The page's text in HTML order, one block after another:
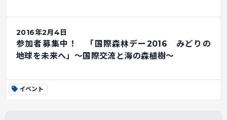
2016年2月4日
参加者募集中！ 「国際森林デー2016 みどりの
地球を未来へ」～国際交流と海の森植樹～
イベント